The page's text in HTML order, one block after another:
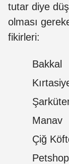
tutar diye
olması
fikirleri:
Bakkal
Manav
Çiğ
Petshop